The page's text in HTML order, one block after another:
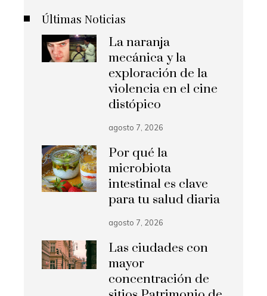
Últimas Noticias
La naranja
mecánica y la
exploración de la
violencia en el cine
distópico
agosto 7, 2026
Por qué la
microbiota
intestinal es clave
para tu salud diaria
agosto 7, 2026
Las ciudades con
mayor
concentración de